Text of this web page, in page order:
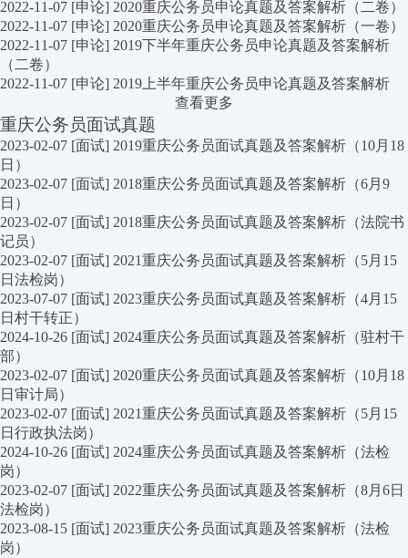
2022-11-07 [申论] 2020重庆公务员申论真题及答案解析（二卷）
2022-11-07 [申论] 2020重庆公务员申论真题及答案解析（一卷）
2022-11-07 [申论] 2019下半年重庆公务员申论真题及答案解析
（二卷）
2022-11-07 [申论] 2019上半年重庆公务员申论真题及答案解析
查看更多
重庆公务员面试真题
2023-02-07 [面试] 2019重庆公务员面试真题及答案解析（10月18
日）
2023-02-07 [面试] 2018重庆公务员面试真题及答案解析（6月9
日）
2023-02-07 [面试] 2018重庆公务员面试真题及答案解析（法院书
记员）
2023-02-07 [面试] 2021重庆公务员面试真题及答案解析（5月15
日法检岗）
2023-07-07 [面试] 2023重庆公务员面试真题及答案解析（4月15
日村干转正）
2024-10-26 [面试] 2024重庆公务员面试真题及答案解析（驻村干
部）
2023-02-07 [面试] 2020重庆公务员面试真题及答案解析（10月18
日审计局）
2023-02-07 [面试] 2021重庆公务员面试真题及答案解析（5月15
日行政执法岗）
2024-10-26 [面试] 2024重庆公务员面试真题及答案解析（法检
岗）
2023-02-07 [面试] 2022重庆公务员面试真题及答案解析（8月6日
法检岗）
2023-08-15 [面试] 2023重庆公务员面试真题及答案解析（法检
岗）